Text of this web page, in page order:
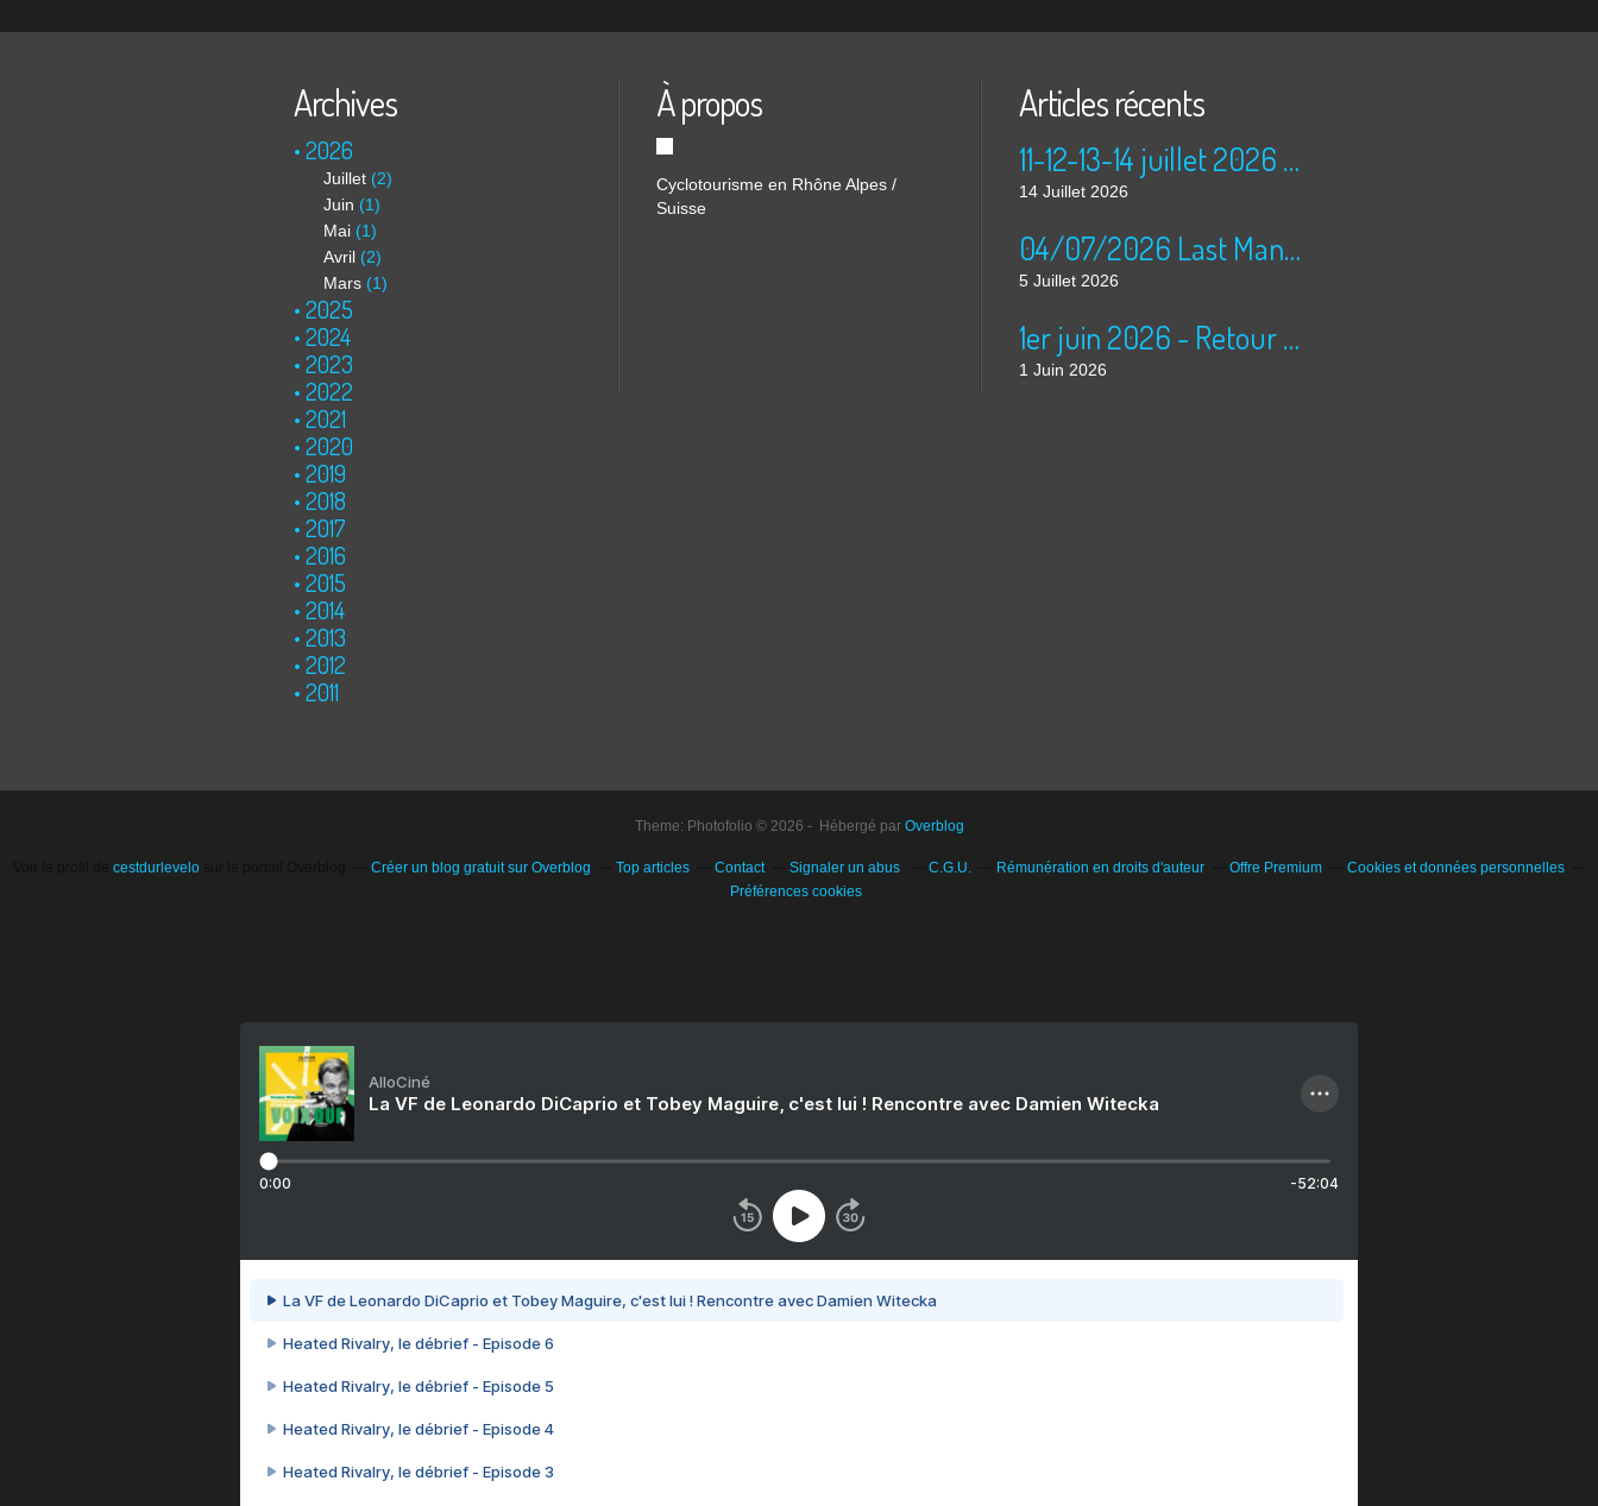
Archives
2026
Juillet (2)
Juin (1)
Mai (1)
Avril (2)
Mars (1)
2025
2024
2023
2022
2021
2020
2019
2018
2017
2016
2015
2014
2013
2012
2011
À propos
Cyclotourisme en Rhône Alpes /
Suisse
Articles récents
11-12-13-14 juillet 2026 - Brevet 1000km, la tournée des cimetières
14 Juillet 2026
04/07/2026 Last Man Riding la Rosière
5 Juillet 2026
1er juin 2026 - Retour à Chapelle Mijoux
1 Juin 2026
Theme: Photofolio © 2026 - Hébergé par Overblog
cestdurlevelosur le portail Overblog Créer un blog gratuit sur Overblog Top articles Contact Signaler un abus C.G.U. Rémunération en droits d'auteur Offre Premium
Cookies et données personnelles
Préférences cookies
AlloCiné
La VF de Leonardo DiCaprio et Tobey Maguire, c'est lui ! Rencontre avec Damien Witecka
0:00 -52:04
La VF de Leonardo DiCaprio et Tobey Maguire, c'est lui ! Rencontre avec Damien Witecka
Heated Rivalry, le débrief - Episode 6
Heated Rivalry, le débrief - Episode 5
Heated Rivalry, le débrief - Episode 4
Heated Rivalry, le débrief - Episode 3